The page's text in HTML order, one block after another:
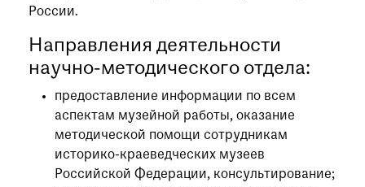
России.
Направления деятельности
научно-методического отдела:
предоставление информации по всем
аспектам музейной работы, оказание
методической помощи сотрудникам
историко-краеведческих музеев
Российской Федерации, консультирование;